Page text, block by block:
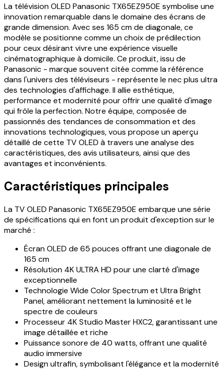
La télévision OLED Panasonic TX65EZ950E symbolise une
innovation remarquable dans le domaine des écrans de
grande dimension. Avec ses 165 cm de diagonale, ce
modèle se positionne comme un choix de prédilection
pour ceux désirant vivre une expérience visuelle
cinématographique à domicile. Ce produit, issu de
Panasonic - marque souvent citée comme la référence
dans l'univers des téléviseurs - représente le nec plus ultra
des technologies d'affichage. Il allie esthétique,
performance et modernité pour offrir une qualité d'image
qui frôle la perfection. Notre équipe, composée de
passionnés des tendances de consommation et des
innovations technologiques, vous propose un aperçu
détaillé de cette TV OLED à travers une analyse des
caractéristiques, des avis utilisateurs, ainsi que des
avantages et inconvénients.
Caractéristiques principales
La TV OLED Panasonic TX65EZ950E embarque une série
de spécifications qui en font un produit d'exception sur le
marché :
Écran OLED de 65 pouces offrant une diagonale de
165 cm
Résolution 4K ULTRA HD pour une clarté d'image
exceptionnelle
Technologie Wide Color Spectrum et Ultra Bright
Panel, améliorant nettement la luminosité et le
spectre de couleurs
Processeur 4K Studio Master HXC2, garantissant une
image détaillée et riche
Puissance sonore de 40 watts, offrant une qualité
audio immersive
Design ultrafin, symbolisant l'élégance et la modernité